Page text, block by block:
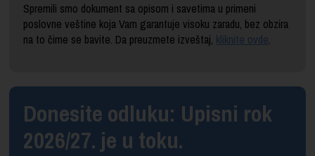
Spremili smo dokument sa opisom i savetima u primeni
poslovne veštine koja Vam garantuje visoku zaradu, bez obzira
na to čime se bavite. Da preuzmete izveštaj, kliknite ovde.
Donesite odluku: Upisni rok
2026/27. je u toku.